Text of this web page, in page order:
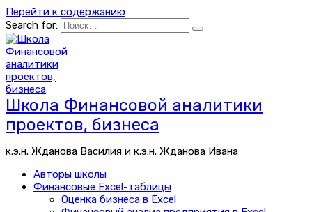
Перейти к содержанию
Search for:
Школа Финансовой аналитики
проектов, бизнеса
к.э.н. Жданова Василия и к.э.н. Жданова Ивана
Авторы школы
Финансовые Excel-таблицы
Оценка бизнеса в Excel